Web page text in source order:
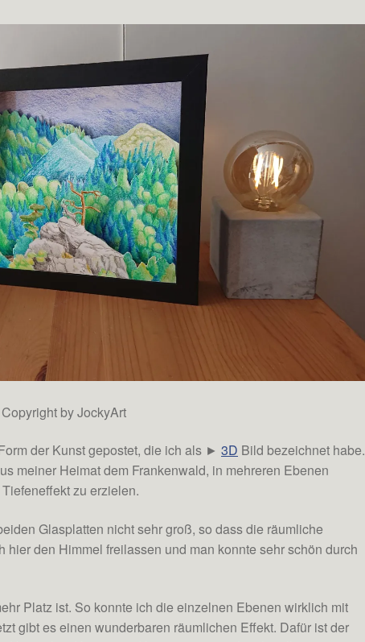
by JockyArt
der Kunst gepostet, die ich als ►3D Bild bezeichnet habe.
meiner Heimat dem Frankenwald, in mehreren Ebenen
zu erzielen.
Glasplatten nicht sehr groß, so dass die räumliche
hier den Himmel freilassen und man konnte sehr schön durch
Platz ist. So konnte ich die einzelnen Ebenen wirklich mit
gibt es einen wunderbaren räumlichen Effekt. Dafür ist der